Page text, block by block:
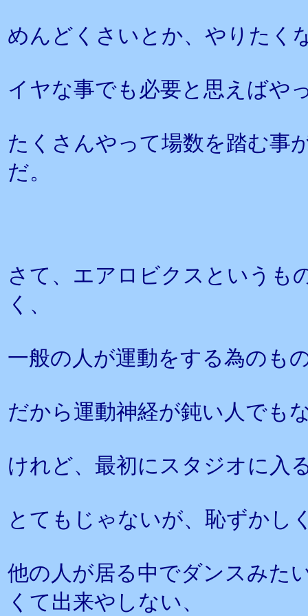
めんどくさいとか、やりたく
イヤな事でも必要と思えばや
たくさんやって場数を踏む事
だ。
さて、エアロビクスというも
く、
一般の人が運動をする為のも
だから運動神経が鈍い人でも
けれど、最初にスタジオに入
とてもじゃないが、恥ずかし
他の人が居る中でダンスみた
くて出来やしない、